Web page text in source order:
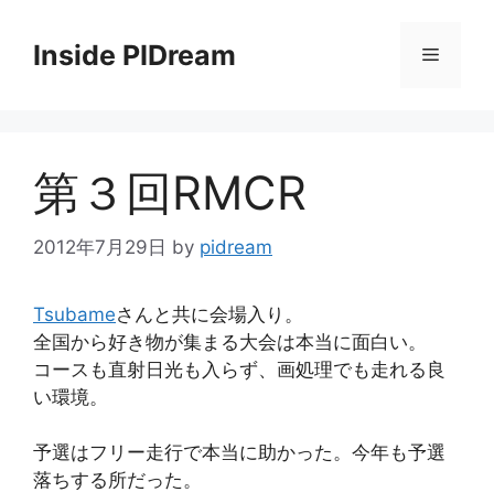
Inside PIDream メ
第３回RMCR
2012年7月29日 by pidream
Tsubameさんと共に会場入り。
全国から好き物が集まる大会は本当に面白い。
コースも直射日光も入らず、画処理でも走れる良
い環境。
予選はフリー走行で本当に助かった。今年も予選
落ちする所だった。